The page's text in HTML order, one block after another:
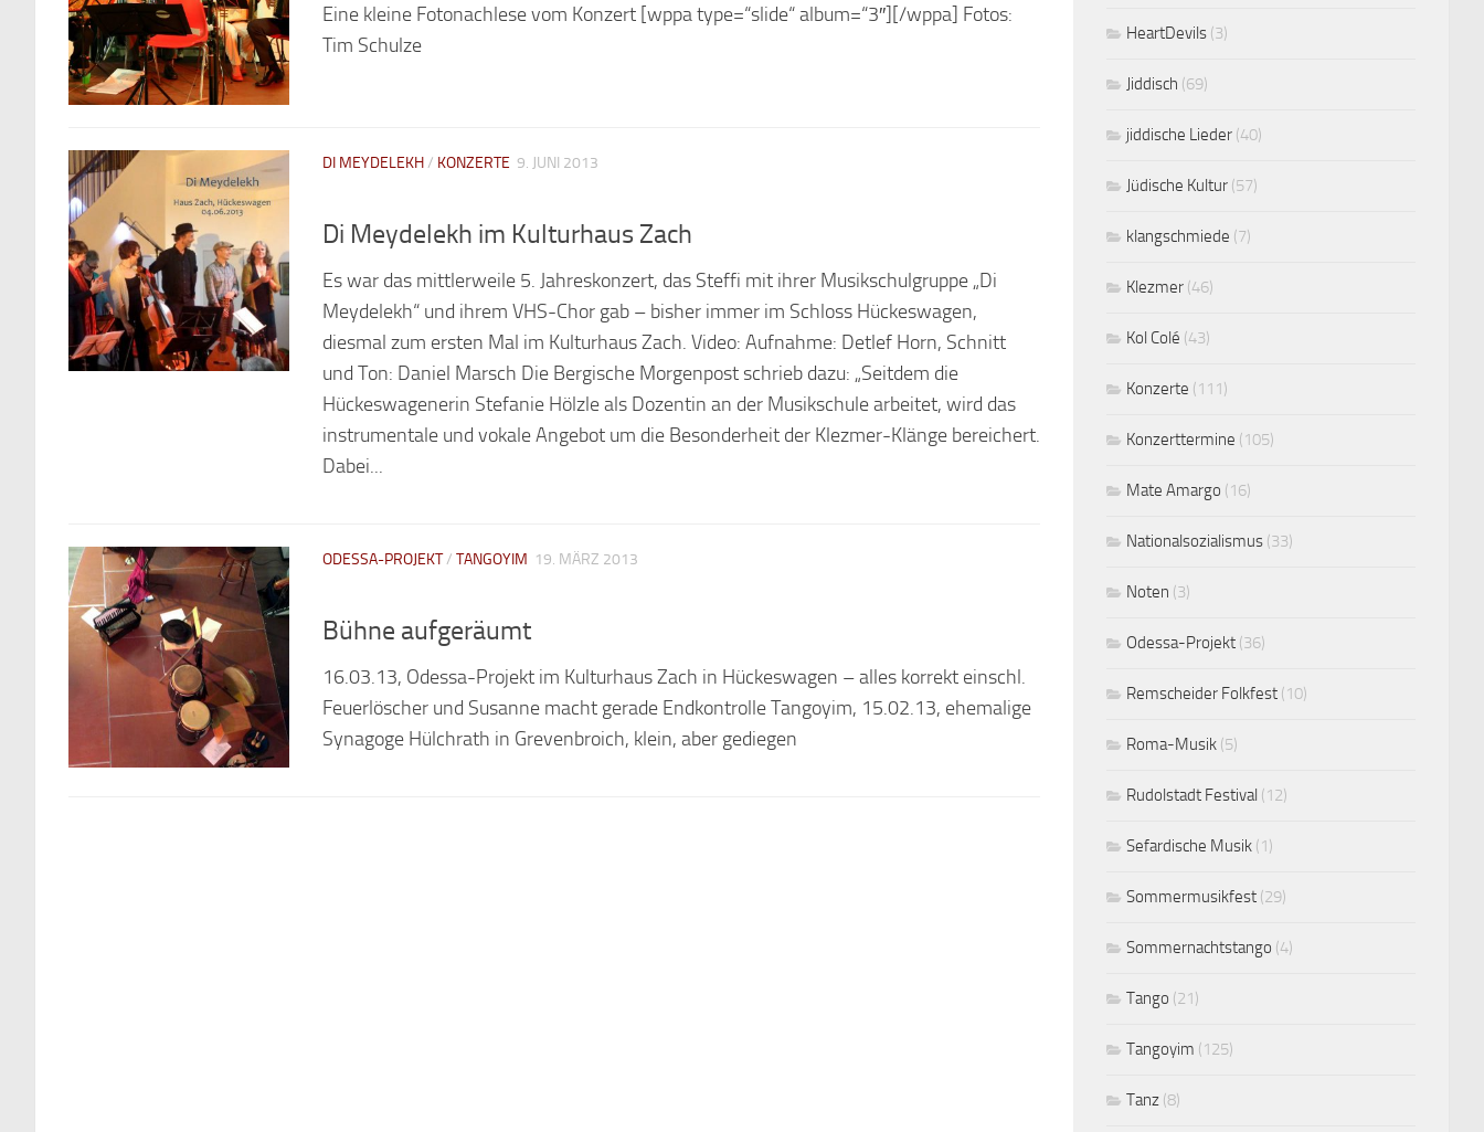
Eine kleine Fotonachlese vom Konzert [wppa type=“slide“ album=“3″][/wppa] Fotos:
Tim Schulze
DI MEYDELEKH/ KONZERTE 9. JUNI 2013
Di Meydelekh im Kulturhaus Zach
Es war das mittlerweile 5. Jahreskonzert, das Steffi mit ihrer Musikschulgruppe „Di
Meydelekh“ und ihrem VHS-Chor gab – bisher immer im Schloss Hückeswagen,
diesmal zum ersten Mal im Kulturhaus Zach. Video: Aufnahme: Detlef Horn, Schnitt
und Ton: Daniel Marsch Die Bergische Morgenpost schrieb dazu: „Seitdem die
Hückeswagenerin Stefanie Hölzle als Dozentin an der Musikschule arbeitet, wird das
instrumentale und vokale Angebot um die Besonderheit der Klezmer-Klänge bereichert.
Dabei...
ODESSA-PROJEKT/ TANGOYIM 19. MÄRZ 2013
Bühne aufgeräumt
16.03.13, Odessa-Projekt im Kulturhaus Zach in Hückeswagen – alles korrekt einschl.
Feuerlöscher und Susanne macht gerade Endkontrolle Tangoyim, 15.02.13, ehemalige
Synagoge Hülchrath in Grevenbroich, klein, aber gediegen
HeartDevils (3)
Jiddisch (69)
jiddische Lieder (40)
Jüdische Kultur (57)
klangschmiede (7)
Klezmer (46)
Kol Colé (43)
Konzerte (111)
Konzerttermine (105)
Mate Amargo (16)
Nationalsozialismus (33)
Noten (3)
Odessa-Projekt (36)
Remscheider Folkfest (10)
Roma-Musik (5)
Rudolstadt Festival (12)
Sefardische Musik (1)
Sommermusikfest (29)
Sommernachtstango (4)
Tango (21)
Tangoyim (125)
Tanz (8)